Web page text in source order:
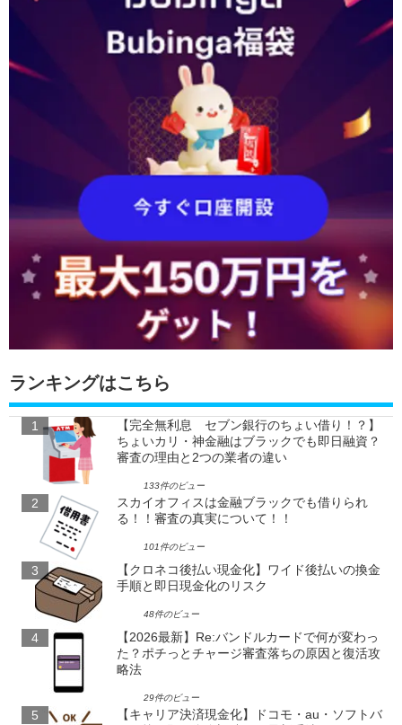
ランキングはこちら
【完全無利息 セブン銀行のちょい借り！？】
ちょいカリ・神金融はブラックでも即日融資？
審査の理由と2つの業者の違い
133件のビュー
スカイオフィスは金融ブラックでも借りられ
る！！審査の真実について！！
101件のビュー
【クロネコ後払い現金化】ワイド後払いの換金
手順と即日現金化のリスク
48件のビュー
【2026最新】Re:バンドルカードで何が変わっ
た？ポチっとチャージ審査落ちの原因と復活攻
略法
29件のビュー
【キャリア決済現金化】ドコモ・au・ソフトバ